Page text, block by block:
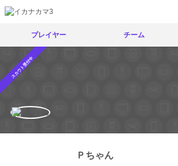
プレイヤー チーム
スカウト受付中
Ｐちゃん